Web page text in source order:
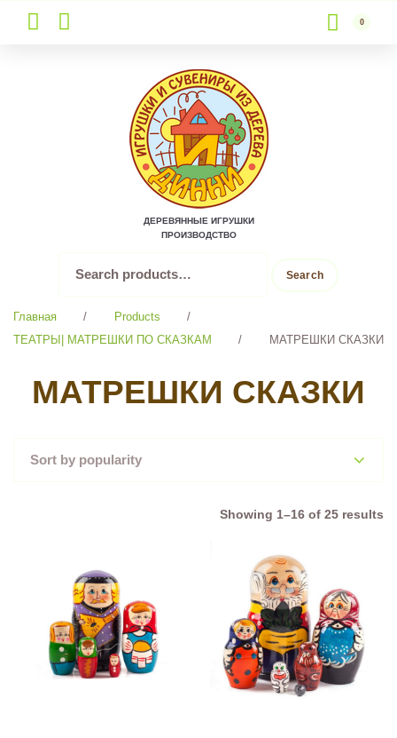
to
content
0
ДЕРЕВЯННЫЕ ИГРУШКИ
ПРОИЗВОДСТВО
for:
Search
Главная / Products
/
ТЕАТРЫ| МАТРЕШКИ ПО СКАЗКАМ
/ МАТРЕШКИ СКАЗКИ
МАТРЕШКИ СКАЗКИ
Showing 1–16 of 25 results